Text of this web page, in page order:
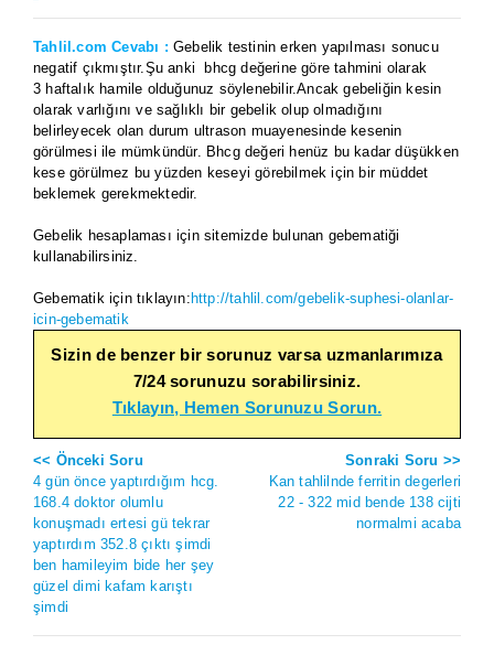
Tahlil.com Cevabı : Gebelik testinin erken yapılması sonucu
negatif çıkmıştır.Şu anki bhcg değerine göre tahmini olarak
3 haftalık hamile olduğunuz söylenebilir.Ancak gebeliğin kesin
olarak varlığını ve sağlıklı bir gebelik olup olmadığını
belirleyecek olan durum ultrason muayenesinde kesenin
görülmesi ile mümkündür. Bhcg değeri henüz bu kadar düşükken
kese görülmez bu yüzden keseyi görebilmek için bir müddet
beklemek gerekmektedir.
Gebelik hesaplaması için sitemizde bulunan gebematiği
kullanabilirsiniz.
Gebematik için tıklayın:http://tahlil.com/gebelik-suphesi-olanlar-
icin-gebematik
Sizin de benzer bir sorunuz varsa uzmanlarımıza
7/24 sorunuzu sorabilirsiniz.
Tıklayın, Hemen Sorunuzu Sorun.
<< Önceki Soru
4 gün önce yaptırdığım hcg.
168.4 doktor olumlu
konuşmadı ertesi gü tekrar
yaptırdım 352.8 çıktı şimdi
ben hamileyim bide her şey
güzel dimi kafam karıştı
şimdi
Sonraki Soru >>
Kan tahlilnde ferritin degerleri
22 - 322 mid bende 138 cijti
normalmi acaba